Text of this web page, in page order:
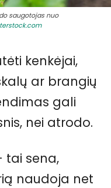
saugotojas nuo
kenkėjai,
ar brangių
gali
nei atrodo.
tai sena,
naudoja net